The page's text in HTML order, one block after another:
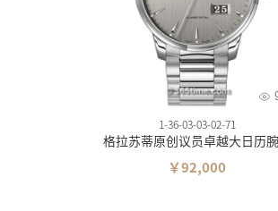
1-36-03-03-02-71
格拉苏蒂原创议员卓越大日历
￥92,000